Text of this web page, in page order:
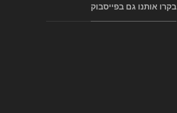
בקרו אותנו גם בפייסבוק